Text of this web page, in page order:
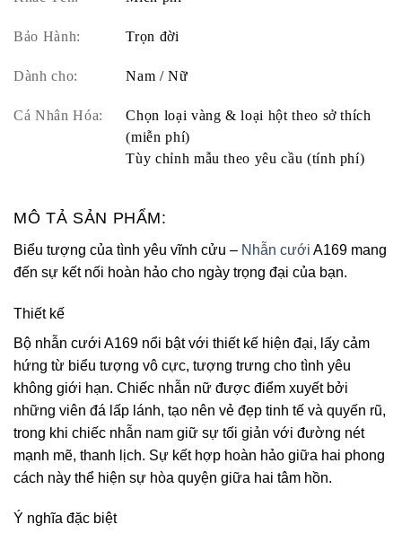
Bảo Hành: Trọn đời
Dành cho: Nam / Nữ
Cá Nhân Hóa:
Chọn loại vàng & loại hột theo sở thích
(miễn phí)
Tùy chỉnh mẫu theo yêu cầu (tính phí)
MÔ TẢ SẢN PHẨM:
Biểu tượng của tình yêu vĩnh cửu – Nhẫn cưới A169 mang
đến sự kết nối hoàn hảo cho ngày trọng đại của bạn.
Thiết kế
Bộ nhẫn cưới A169 nổi bật với thiết kế hiện đại, lấy cảm
hứng từ biểu tượng vô cực, tượng trưng cho tình yêu
không giới hạn. Chiếc nhẫn nữ được điểm xuyết bởi
những viên đá lấp lánh, tạo nên vẻ đẹp tinh tế và quyến rũ,
trong khi chiếc nhẫn nam giữ sự tối giản với đường nét
mạnh mẽ, thanh lịch. Sự kết hợp hoàn hảo giữa hai phong
cách này thể hiện sự hòa quyện giữa hai tâm hồn.
Ý nghĩa đặc biệt